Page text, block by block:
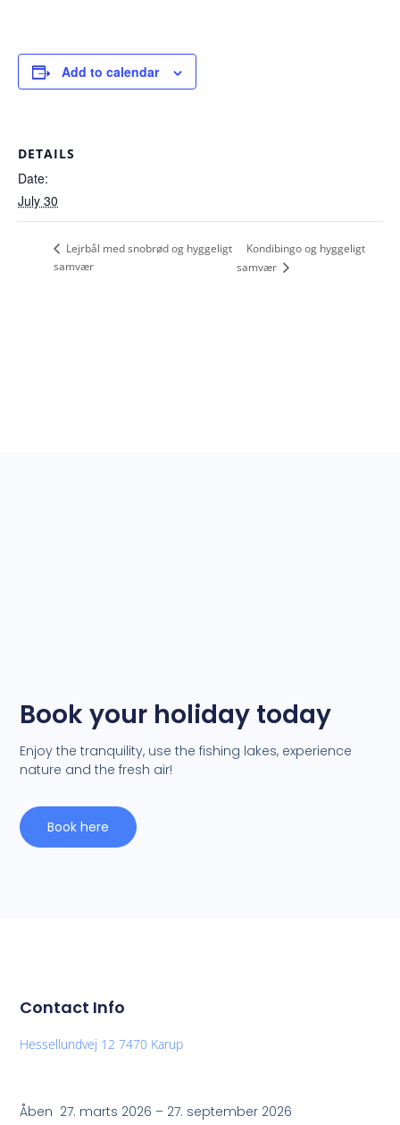
Add to calendar
DETAILS
Date:
July 30
Lejrbål med snobrød og hyggeligt
samvær
Kondibingo og hyggeligt
samvær
Book your holiday today
Enjoy the tranquility, use the fishing lakes, experience
nature and the fresh air!
Book here
Contact Info
Hessellundvej 12 7470 Karup
Åben 27. marts 2026 – 27. september 2026